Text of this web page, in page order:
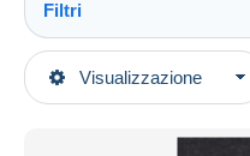
Visualizzazione
Categorie principali
Filtri
Tipo di vendita
In corso
Prezzo fisso